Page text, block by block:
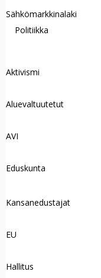
Sähkömarkkinalaki
Politiikka
Aktivismi
Aluevaltuutetut
AVI
Eduskunta
Kansanedustajat
EU
Hallitus